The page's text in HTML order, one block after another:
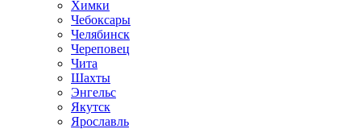
Химки
Чебоксары
Челябинск
Череповец
Чита
Шахты
Энгельс
Якутск
Ярославль